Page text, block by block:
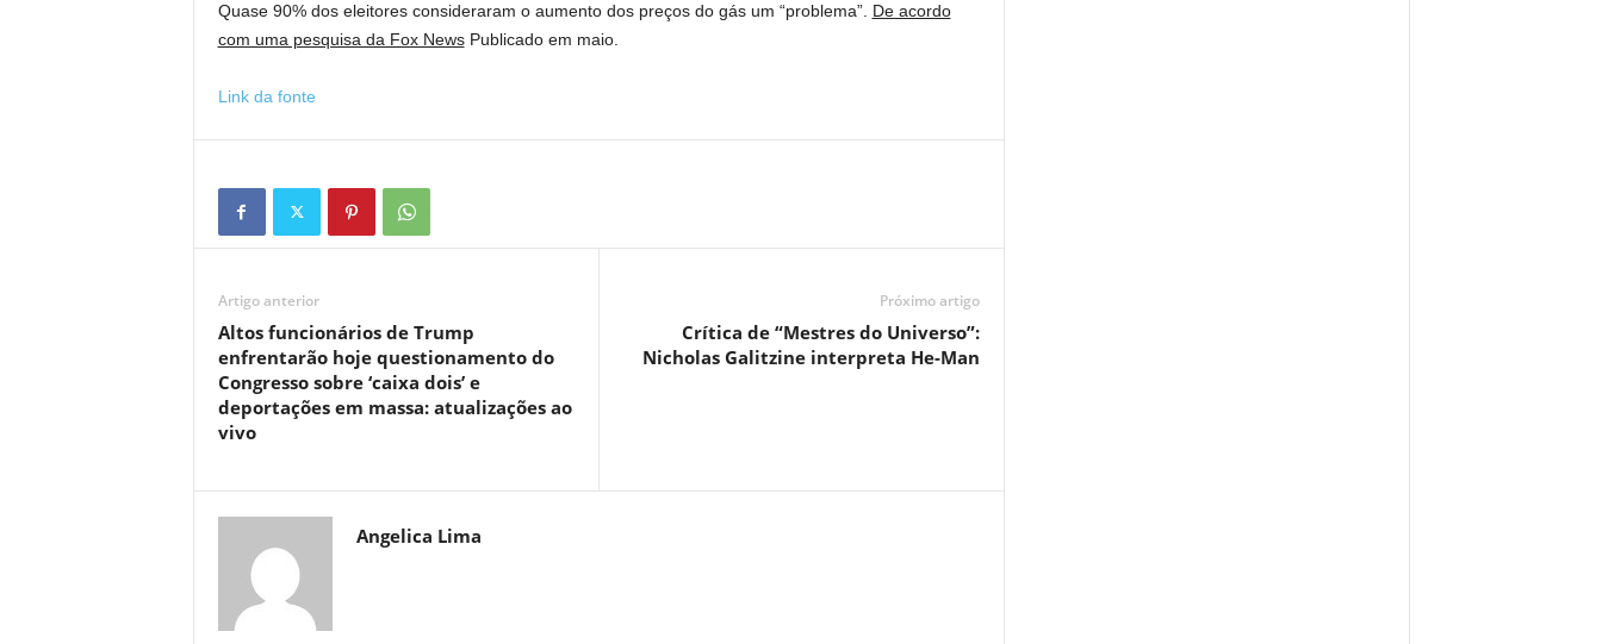
Quase 90% dos eleitores consideraram o aumento dos preços do gás um “problema”. De acordo
com uma pesquisa da Fox NewsPublicado em maio.
Link da fonte
Artigo anterior
Altos funcionários de Trump
enfrentarão hoje questionamento do
Congresso sobre ‘caixa dois’ e
deportações em massa: atualizações ao
vivo
Próximo artigo
Crítica de “Mestres do Universo”:
Nicholas Galitzine interpreta He-Man
Angelica Lima